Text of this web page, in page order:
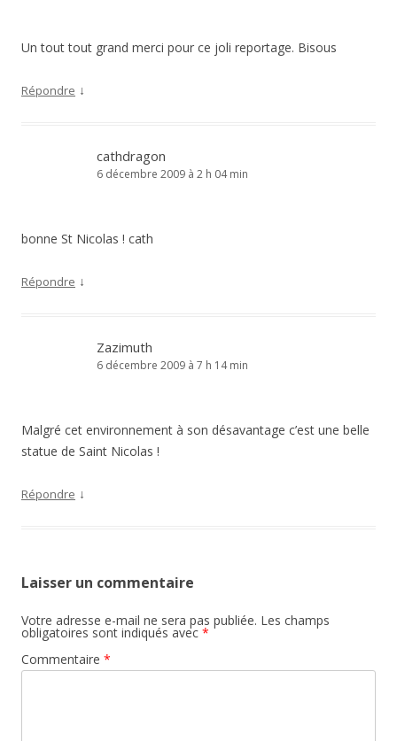
Un tout tout grand merci pour ce joli reportage. Bisous
Répondre ↓
cathdragon
6 décembre 2009 à 2 h 04 min
bonne St Nicolas ! cath
Répondre ↓
Zazimuth
6 décembre 2009 à 7 h 14 min
Malgré cet environnement à son désavantage c’est une belle
statue de Saint Nicolas !
Répondre ↓
Laisser un commentaire
Votre adresse e-mail ne sera pas publiée. Les champs
obligatoires sont indiqués avec *
Commentaire *